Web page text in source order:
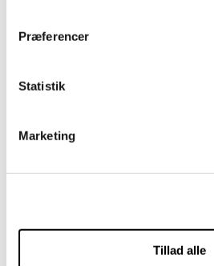
Præferencer
Statistik
Marketing
Tillad alle
44,00 DKK